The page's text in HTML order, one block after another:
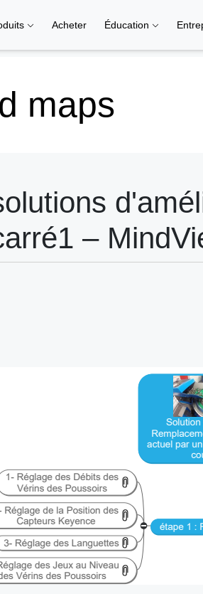
Acheter Éducation
maps
–